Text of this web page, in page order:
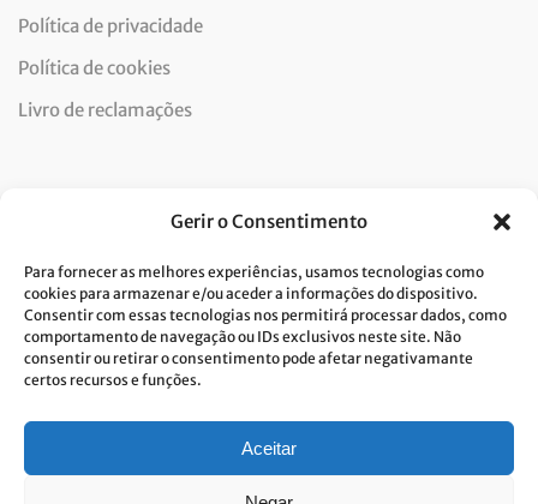
Gerir o Consentimento
Para fornecer as melhores experiências, usamos tecnologias como
cookies para armazenar e/ou aceder a informações do dispositivo.
Consentir com essas tecnologias nos permitirá processar dados, como
comportamento de navegação ou IDs exclusivos neste site. Não
consentir ou retirar o consentimento pode afetar negativamante
certos recursos e funções.
Aceitar
Política de privacidade
Política de cookies
Livro de reclamações
Dou consentimento ao tratamento de dados e aceito a
política de privacidade.*
A Costa Verde está comprometida com a implementação do RGPD. Para
Cliqueaquie conheça a nossa Política de Privacidade.